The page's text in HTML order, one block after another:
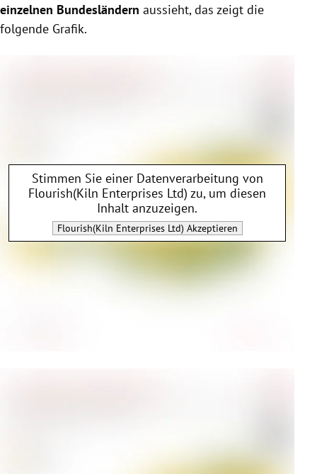
einzelnen Bundesländern aussieht, das zeigt die
folgende Grafik.
Stimmen Sie einer Datenverarbeitung von
Flourish(Kiln Enterprises Ltd) zu, um diesen
Inhalt anzuzeigen.
Flourish(Kiln Enterprises Ltd) Akzeptieren